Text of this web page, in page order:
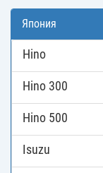
Япония
Hino
Hino 300
Hino 500
Isuzu